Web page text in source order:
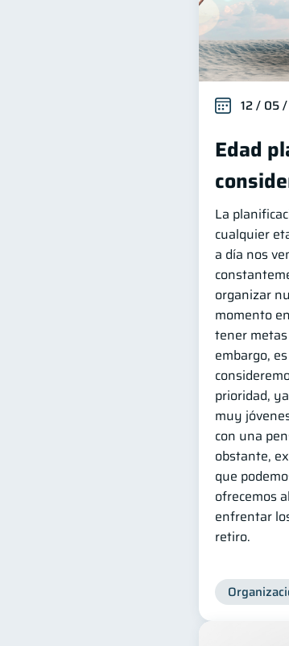
12 / 05
Edad
La
cualquier
a día nos
organizar
momento
tener
embargo,
prioridad,
muy
con una
obstante,
que
ofrecemos
enfrentar
retiro.